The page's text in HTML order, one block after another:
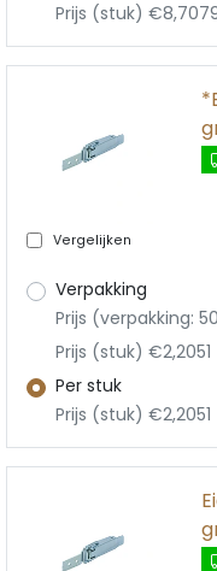
Prijs (stuk)
Vergelijken
Verpakking
Prijs (verpakking:
Prijs (stuk) €2,2051
Per stuk
Prijs (stuk) €2,2051